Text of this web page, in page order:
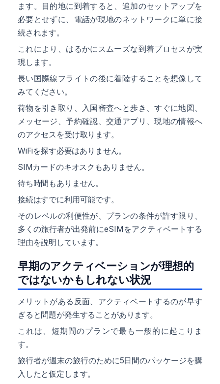
ます。目的地に到着すると、追加のセットアップを
必要とせずに、電話が現地のネットワークに単に接
続されます。
これにより、はるかにスムーズな到着プロセスが実
現します。
長い国際線フライトの後に着陸することを想像して
みてください。
荷物を引き取り、入国審査へと歩き、すぐに地図、
メッセージ、予約確認、交通アプリ、現地の情報へ
のアクセスを受け取ります。
WiFiを探す必要はありません。
SIMカードのキオスクもありません。
待ち時間もありません。
接続はすでに利用可能です。
そのレベルの利便性が、プランの条件が許す限り、
多くの旅行者が出発前にeSIMをアクティベートする
理由を説明しています。
早期のアクティベーションが理想的
ではないかもしれない状況
メリットがある反面、アクティベートするのが早す
ぎると問題が発生することがあります。
これは、短期間のプランで最も一般的に起こりま
す。
旅行者が週末の旅行のために5日間のパッケージを購
入したと仮定します。